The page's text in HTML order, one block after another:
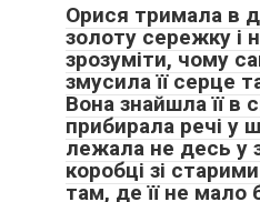
Орися тримала в
золоту сережку і
зрозуміти, чому
змусила її серце
Вона знайшла її в
прибирала речі у
лежала не десь у
коробці зі
там, де її не мало